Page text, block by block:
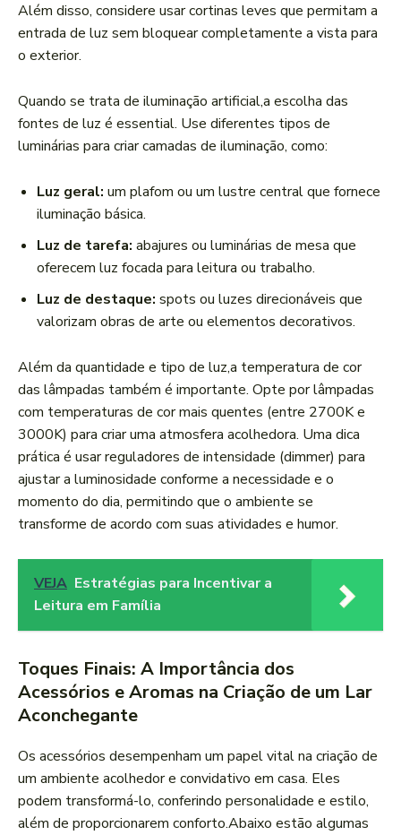
Além disso, considere usar cortinas leves que permitam a
entrada de luz sem bloquear completamente‍ a vista para
o exterior.
Quando se trata de iluminação ​artificial,a escolha das
‍fontes de luz é essential. Use diferentes tipos de
luminárias⁣ para criar camadas de iluminação, como:
Luz geral: um plafom‍ ou um lustre central que fornece
iluminação básica.
Luz de tarefa: abajures ou luminárias de mesa que
oferecem luz focada para leitura ou trabalho.
Luz de destaque: spots ou luzes direcionáveis que
valorizam obras de arte ​ou elementos​ decorativos.
Além da quantidade e tipo de luz,a ‍temperatura de cor
das lâmpadas também é importante. Opte por lâmpadas
com⁤ temperaturas de cor mais quentes (entre 2700K e
3000K) para criar uma atmosfera acolhedora. Uma dica
prática ⁤é usar reguladores de intensidade (dimmer) para
ajustar a luminosidade conforme a necessidade e o
momento do dia, permitindo que o ambiente se
transforme de acordo com⁣ suas atividades e humor.
VEJA Estratégias para Incentivar a
Leitura em Família
Toques Finais: A Importância dos
Acessórios e Aromas na Criação de um Lar
Aconchegante
Os acessórios desempenham um papel vital na criação de
um ambiente acolhedor e convidativo em casa. Eles
podem transformá-lo, conferindo personalidade e estilo,
além de proporcionarem conforto.Abaixo estão algumas​